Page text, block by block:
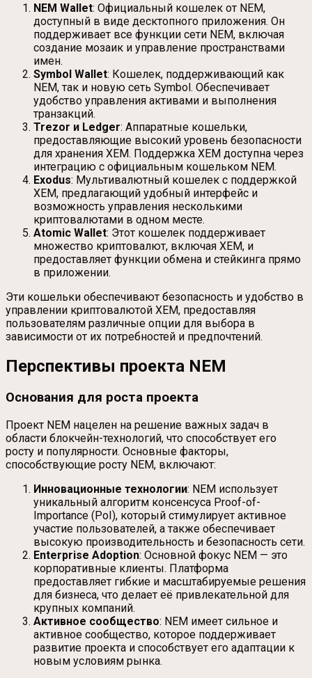
NEM Wallet: Официальный кошелек от NEM,
доступный в виде десктопного приложения. Он
поддерживает все функции сети NEM, включая
создание мозаик и управление пространствами
имен.
Symbol Wallet: Кошелек, поддерживающий как
NEM, так и новую сеть Symbol. Обеспечивает
удобство управления активами и выполнения
транзакций.
Trezor и Ledger: Аппаратные кошельки,
предоставляющие высокий уровень безопасности
для хранения XEM. Поддержка XEM доступна через
интеграцию с официальным кошельком NEM.
Exodus: Мультивалютный кошелек с поддержкой
XEM, предлагающий удобный интерфейс и
возможность управления несколькими
криптовалютами в одном месте.
Atomic Wallet: Этот кошелек поддерживает
множество криптовалют, включая XEM, и
предоставляет функции обмена и стейкинга прямо
в приложении.
Эти кошельки обеспечивают безопасность и удобство в
управлении криптовалютой XEM, предоставляя
пользователям различные опции для выбора в
зависимости от их потребностей и предпочтений.
Перспективы проекта NEM
Основания для роста проекта
Проект NEM нацелен на решение важных задач в
области блокчейн-технологий, что способствует его
росту и популярности. Основные факторы,
способствующие росту NEM, включают:
Инновационные технологии: NEM использует
уникальный алгоритм консенсуса Proof-of-
Importance (PoI), который стимулирует активное
участие пользователей, а также обеспечивает
высокую производительность и безопасность сети.
Enterprise Adoption: Основной фокус NEM — это
корпоративные клиенты. Платформа
предоставляет гибкие и масштабируемые решения
для бизнеса, что делает её привлекательной для
крупных компаний.
Активное сообщество: NEM имеет сильное и
активное сообщество, которое поддерживает
развитие проекта и способствует его адаптации к
новым условиям рынка.